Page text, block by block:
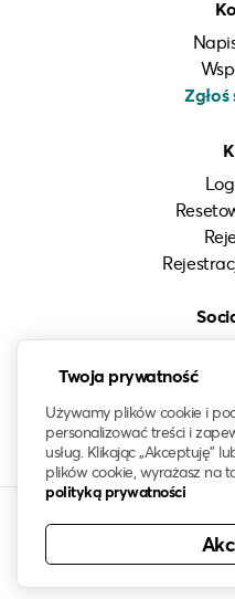
Twoja prywatność
Używamy plików cookie i
personalizować treści i
usług. Klikając „Akceptuję”
plików cookie, wyrażasz na
polityką prywatności
© 2021-2026 klawo®.
słowny oraz logo klawo są